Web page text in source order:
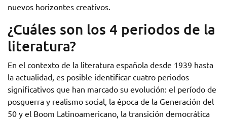
nuevos horizontes creativos.
¿Cuáles son los 4 periodos de la
literatura?
En el contexto de la literatura española desde 1939 hasta
la actualidad, es posible identificar cuatro periodos
significativos que han marcado su evolución: el período de
posguerra y realismo social, la época de la Generación del
50 y el Boom Latinoamericano, la transición democrática